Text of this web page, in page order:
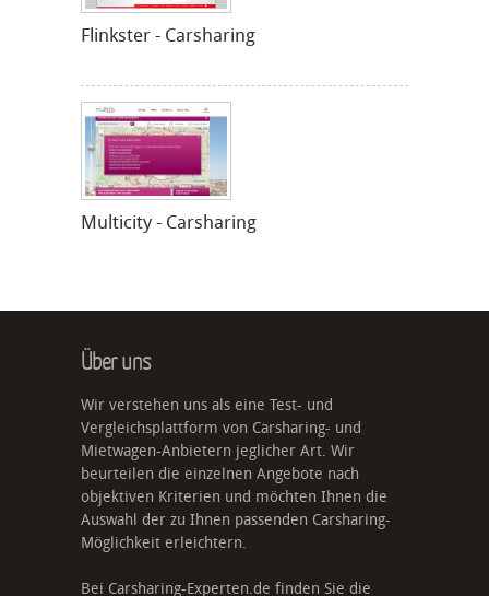
Flinkster - Carsharing
Multicity - Carsharing
Über uns
Wir verstehen uns als eine Test- und
Vergleichsplattform von Carsharing- und
Mietwagen-Anbietern jeglicher Art. Wir
beurteilen die einzelnen Angebote nach
objektiven Kriterien und möchten Ihnen die
Auswahl der zu Ihnen passenden Carsharing-
Möglichkeit erleichtern.
Bei Carsharing-Experten.de finden Sie die